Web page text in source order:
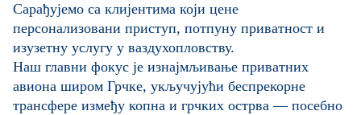
Сарађујемо са клијентима који цене
персонализовани приступ, потпуну приватност и
изузетну услугу у ваздухопловству.
Наш главни фокус је изнајмљивање приватних
авиона широм Грчке, укључујући беспрекорне
трансфере између копна и грчких острва — посебно